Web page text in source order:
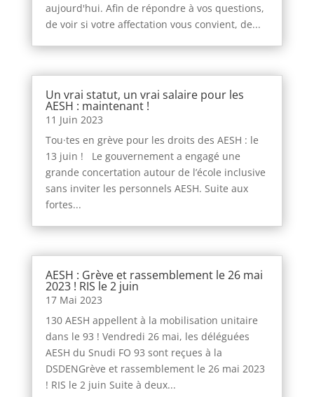
aujourd'hui. Afin de répondre à vos questions,
de voir si votre affectation vous convient, de...
Un vrai statut, un vrai salaire pour les
AESH : maintenant !
11 Juin 2023
Tou·tes en grève pour les droits des AESH : le
13 juin ! Le gouvernement a engagé une
grande concertation autour de l’école inclusive
sans inviter les personnels AESH. Suite aux
fortes...
AESH : Grève et rassemblement le 26 mai
2023 ! RIS le 2 juin
17 Mai 2023
130 AESH appellent à la mobilisation unitaire
dans le 93 ! Vendredi 26 mai, les déléguées
AESH du Snudi FO 93 sont reçues à la
DSDENGrève et rassemblement le 26 mai 2023
! RIS le 2 juin Suite à deux...